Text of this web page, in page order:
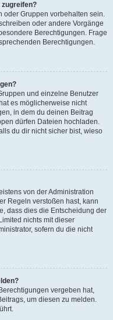
zugreifen?
oder Gruppen vorbehalten sein.
oder andere Vorgänge
Berechtigungen. Frage
Berechtigungen.
und einzelne Benutzer
es möglicherweise nicht
in dem du deinen Beitrag
dürfen Dateien hochladen.
du dir nicht sicher bist, wieso
von der Administration
Regeln verstoßen hast, kann
dass dies die Entscheidung der
nichts mit dieser
sofern du die nicht
vergeben hat,
um diesen zu melden.